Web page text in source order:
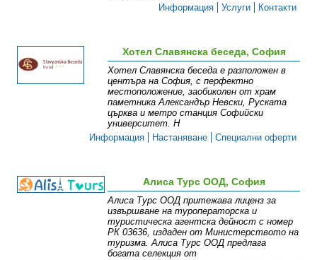
Информация
Услуги Контакти
Хотел Славянска беседа, София
Хотел Славянска беседа е разположен в
центъра на София, с перфектно
местоположение, заобиколен от храм
паметника Александър Невски, Руската
църква и метро станция Софийски
университет. Н
Информация
Настаняване Специални оферти
Алиса Турс ООД, София
Алиса Турс ООД притежава лиценз за
извършване на туроператорска и
туристическа агентска дейност с номер
РК 03636, издаден от Министерството на
туризма. Алиса Турс ООД предлага
богата селекция от